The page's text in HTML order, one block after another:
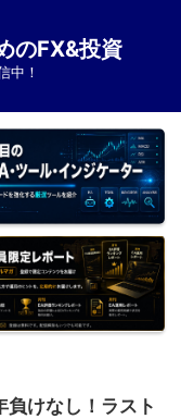
のFX&投資
中！
負けなし！ラスト